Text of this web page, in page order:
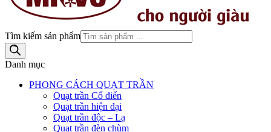
Tìm kiếm sản phẩm
Danh mục
PHONG CÁCH QUẠT TRẦN
Quạt trần Cổ điển
Quạt trần hiện đại
Quạt trần độc – Lạ
Quạt trần đèn chùm